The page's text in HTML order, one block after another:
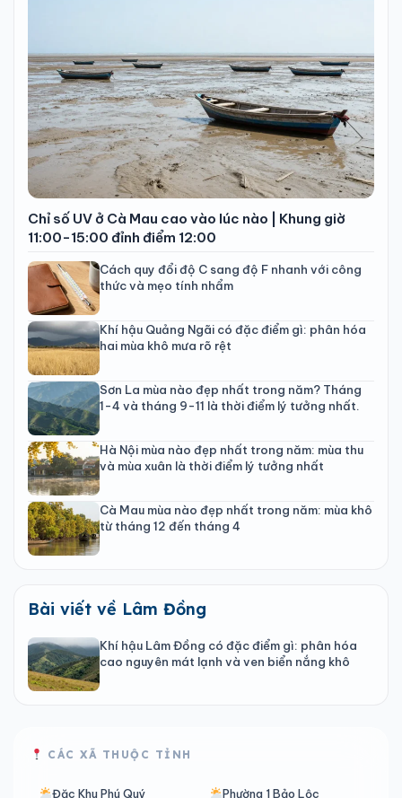
Chỉ số UV ở Cà Mau cao vào lúc nào | Khung giờ
11:00-15:00 đỉnh điểm 12:00
Cách quy đổi độ C sang độ F nhanh với công
thức và mẹo tính nhẩm
Khí hậu Quảng Ngãi có đặc điểm gì: phân hóa
hai mùa khô mưa rõ rệt
Sơn La mùa nào đẹp nhất trong năm? Tháng
1-4 và tháng 9-11 là thời điểm lý tưởng nhất.
Hà Nội mùa nào đẹp nhất trong năm: mùa thu
và mùa xuân là thời điểm lý tưởng nhất
Cà Mau mùa nào đẹp nhất trong năm: mùa khô
từ tháng 12 đến tháng 4
Bài viết về Lâm Đồng
Khí hậu Lâm Đồng có đặc điểm gì: phân hóa
cao nguyên mát lạnh và ven biển nắng khô
CÁC XÃ THUỘC TỈNH
Đặc Khu Phú Quý Phường 1 Bảo Lộc